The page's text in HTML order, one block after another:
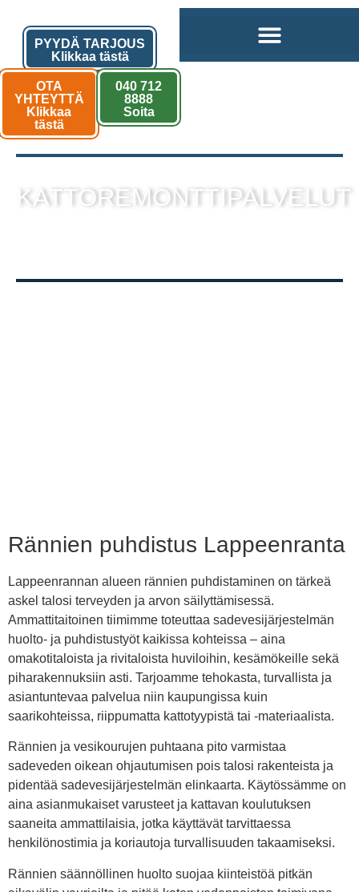
PYYDÄ TARJOUS
Klikkaa tästä
OTA
YHTEYTTÄ
Klikkaa
tästä
040 712
8888
Soita
KATTOREMONTTIPALVELUT
Rännien puhdistus Lappeenranta
Lappeenrannan alueen rännien puhdistaminen on tärkeä
askel talosi terveyden ja arvon säilyttämisessä.
Ammattitaitoinen tiimimme toteuttaa sadevesijärjestelmän
huolto- ja puhdistustyöt kaikissa kohteissa – aina
omakotitaloista ja rivitaloista huviloihin, kesämökeille sekä
piharakennuksiin asti. Tarjoamme tehokasta, turvallista ja
asiantuntevaa palvelua niin kaupungissa kuin
saarikohteissa, riippumatta kattotyypistä tai -materiaalista.
Rännien ja vesikourujen puhtaana pito varmistaa
sadeveden oikean ohjautumisen pois talosi rakenteista ja
pidentää sadevesijärjestelmän elinkaarta. Käytössämme on
aina asianmukaiset varusteet ja kattavan koulutuksen
saaneita ammattilaisia, jotka käyttävät tarvittaessa
henkilönostimia ja koriautoja turvallisuuden takaamiseksi.
Rännien säännöllinen huolto suojaa kiinteistöä pitkän